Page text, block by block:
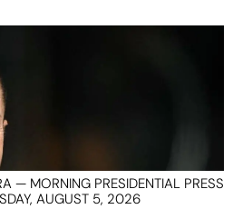
— MORNING PRESIDENTIAL PRESS
AUGUST 5, 2026